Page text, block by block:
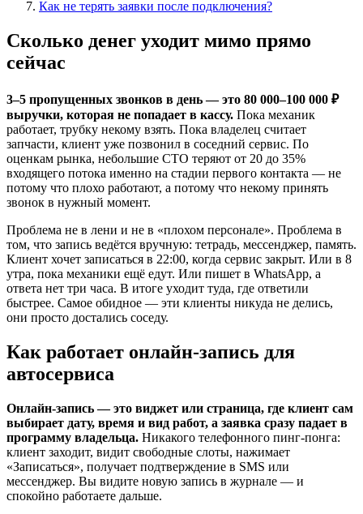
Как не терять заявки после подключения?
Сколько денег уходит мимо прямо
сейчас
3–5 пропущенных звонков в день — это 80 000–100 000 ₽
выручки, которая не попадает в кассу. Пока механик
работает, трубку некому взять. Пока владелец считает
запчасти, клиент уже позвонил в соседний сервис. По
оценкам рынка, небольшие СТО теряют от 20 до 35%
входящего потока именно на стадии первого контакта — не
потому что плохо работают, а потому что некому принять
звонок в нужный момент.
Проблема не в лени и не в «плохом персонале». Проблема в
том, что запись ведётся вручную: тетрадь, мессенджер, память.
Клиент хочет записаться в 22:00, когда сервис закрыт. Или в 8
утра, пока механики ещё едут. Или пишет в WhatsApp, а
ответа нет три часа. В итоге уходит туда, где ответили
быстрее. Самое обидное — эти клиенты никуда не делись,
они просто достались соседу.
Как работает онлайн-запись для
автосервиса
Онлайн-запись — это виджет или страница, где клиент сам
выбирает дату, время и вид работ, а заявка сразу падает в
программу владельца. Никакого телефонного пинг-понга:
клиент заходит, видит свободные слоты, нажимает
«Записаться», получает подтверждение в SMS или
мессенджер. Вы видите новую запись в журнале — и
спокойно работаете дальше.